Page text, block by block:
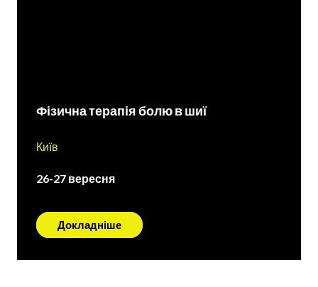
Фізична терапія болю в шиї
Київ
26-27 вересня
Докладніше